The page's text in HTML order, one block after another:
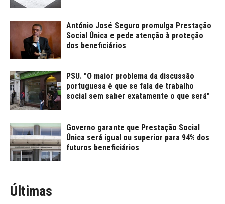
António José Seguro promulga Prestação
Social Única e pede atenção à proteção
dos beneficiários
PSU. "O maior problema da discussão
portuguesa é que se fala de trabalho
social sem saber exatamente o que será"
Governo garante que Prestação Social
Única será igual ou superior para 94% dos
futuros beneficiários
Últimas